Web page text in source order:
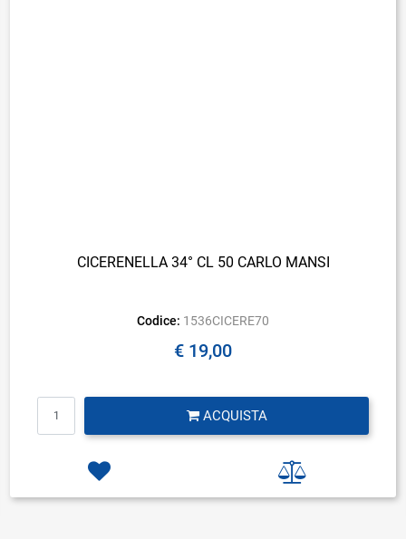
CICERENELLA 34° CL 50 CARLO MANSI
Codice: 1536CICERE70
€ 19,00
ACQUISTA